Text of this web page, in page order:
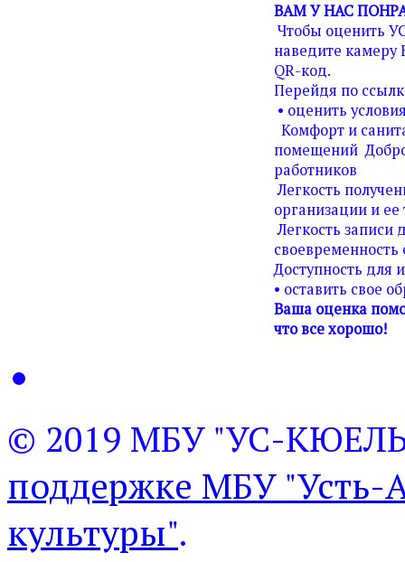
ВАМ У НАС
Чтобы оценить
наведите камеру
QR-код.
Перейдя по
• оценить
Комфорт и
помещений
работников
Легкость
организации и ее
Легкость записи
своевременность
Доступность для
• оставить свое
Ваша оценка
что все хорошо!
© 2019 МБУ "УС-
поддержке МБУ "Усть-
культуры".